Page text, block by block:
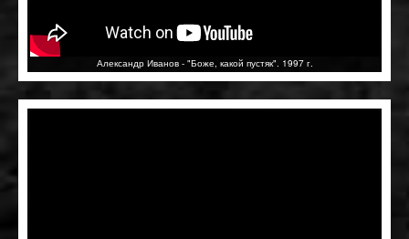
Александр Иванов - "Боже, какой пустяк". 1997 г.